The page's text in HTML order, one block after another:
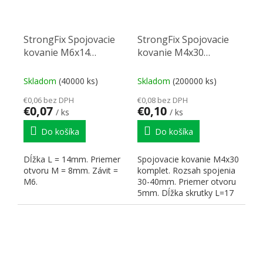
StrongFix Spojovacie
kovanie M6x14
Skladom (40000 ks)
€0,06 bez DPH
€0,07 / ks
Do košíka
Dĺžka L = 14mm. Priemer
otvoru M = 8mm. Závit =
M6.
StrongFix Spojovacie
kovanie M4x30
Skladom (200000 ks)
€0,08 bez DPH
€0,10 / ks
Do košíka
Spojovacie kovanie M4x30
komplet. Rozsah spojenia
30-40mm. Priemer otvoru
5mm. Dĺžka skrutky L=17
mm Dĺžka matky L=27...